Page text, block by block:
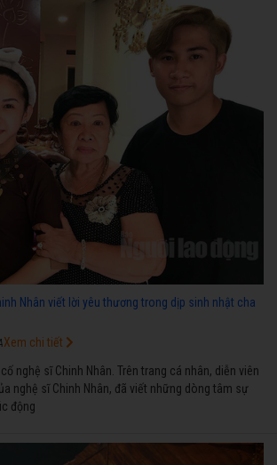
Nhân viết lời yêu thương trong dịp sinh nhật cha
nghệ sĩ Chinh Nhân. Trên trang cá nhân, diễn viên
nghệ sĩ Chinh Nhân, đã viết những dòng tâm sự
động
Xem chi tiết